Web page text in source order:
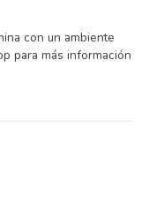
con un ambiente
para más información